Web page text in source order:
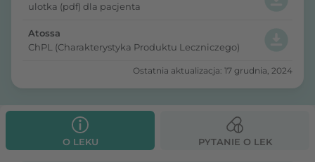
ulotka (pdf) dla pacjenta
Atossa
ChPL (Charakterystyka Produktu Leczniczego)
Ostatnia aktualizacja: 17 grudnia, 2024
O LEKU PYTANIE O LEK